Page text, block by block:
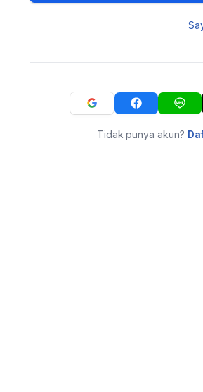
Tidak punya akun?